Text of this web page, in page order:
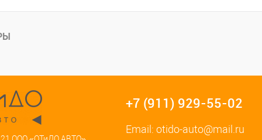
+7 (911) 929-55-02
Email: otido-auto@mail.ru